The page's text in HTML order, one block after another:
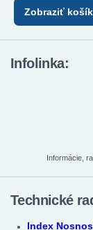
Zobraziť košík
Infolinka:
Informácie,
Technické
Index